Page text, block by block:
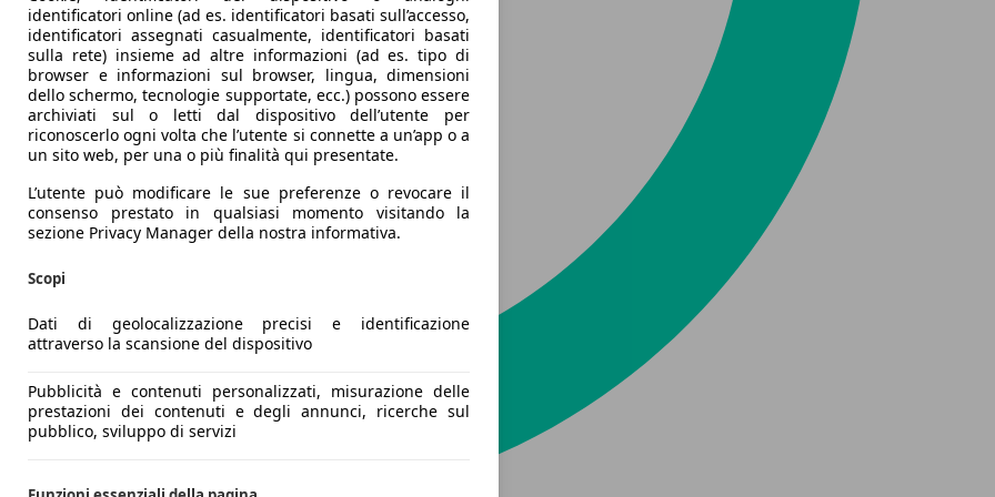
identificatori online (ad es. identificatori basati sull’accesso,
identificatori assegnati casualmente, identificatori basati
sulla rete) insieme ad altre informazioni (ad es. tipo di
browser e informazioni sul browser, lingua, dimensioni
dello schermo, tecnologie supportate, ecc.) possono essere
archiviati sul o letti dal dispositivo dell’utente per
riconoscerlo ogni volta che l’utente si connette a un’app o a
un sito web, per una o più finalità qui presentate.
L’utente può modificare le sue preferenze o revocare il
consenso prestato in qualsiasi momento visitando la
sezione Privacy Manager della nostra informativa.
Scopi
Dati di geolocalizzazione precisi e identificazione
attraverso la scansione del dispositivo
Pubblicità e contenuti personalizzati, misurazione delle
prestazioni dei contenuti e degli annunci, ricerche sul
pubblico, sviluppo di servizi